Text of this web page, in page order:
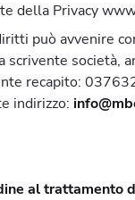
della Privacy
può avvenire
scrivente società,
recapito:
indirizzo:
al trattamento